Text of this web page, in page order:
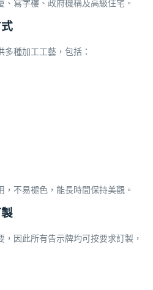
寫字樓、政府機構及高級住宅。
種加工工藝，包括：
不易褪色，能長時間保持美觀。
因此所有告示牌均可按要求訂製，